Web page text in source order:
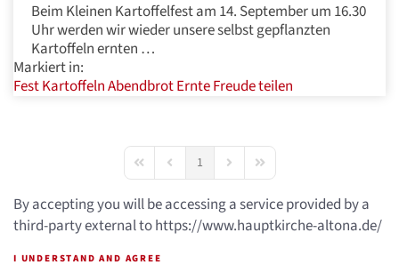
Beim Kleinen Kartoffelfest am 14. September um 16.30
Uhr werden wir wieder unsere selbst gepflanzten
Kartoffeln ernten …
Markiert in:
FestKartoffelnAbendbrotErnteFreudeteilen
First PagePrevious Page
1 Next PageLast Page
By accepting you will be accessing a service provided by a
third-party external to https://www.hauptkirche-altona.de/
I UNDERSTAND AND AGREE